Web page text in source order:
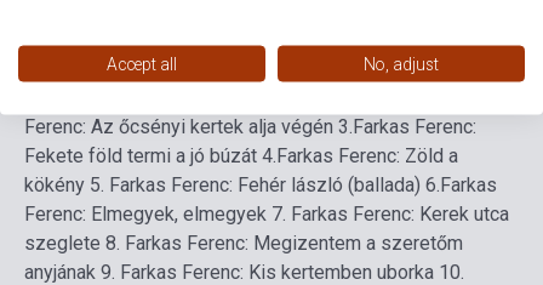
Ferenc: Az őcsényi kertek alja végén 3.Farkas Ferenc:
Fekete föld termi a jó búzát 4.Farkas Ferenc: Zöld a
kökény 5. Farkas Ferenc: Fehér lászló (ballada) 6.Farkas
Ferenc: Elmegyek, elmegyek 7. Farkas Ferenc: Kerek utca
szeglete 8. Farkas Ferenc: Megizentem a szeretőm
anyjának 9. Farkas Ferenc: Kis kertemben uborka 10.
Accept all No, adjust